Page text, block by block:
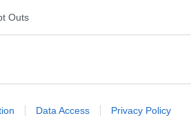
Outs
Data Access Privacy Policy
au easyHotel